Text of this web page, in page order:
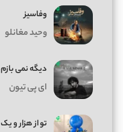
وفاسیز
وحید مغانلو
دیگه نمی بازم
ای پی تیون
تو از هزار و یک